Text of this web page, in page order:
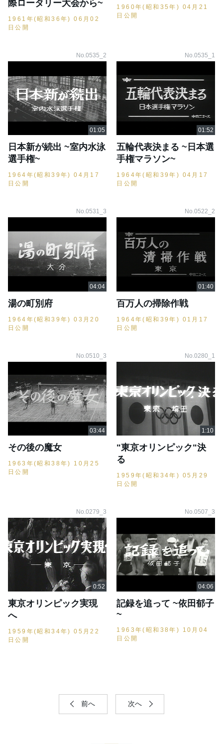
際ロータリー大会から~
1961年(昭和36年) 06月02
日公開
1960年(昭和35年) 04月21
日公開
No.0535_2
日本新が続出 ~室内水泳
選手権~
1964年(昭和39年) 04月17
日公開
No.0535_1
五輪代表決まる ~日本選
手権マラソン~
1964年(昭和39年) 04月17
日公開
No.0531_3
湯の町別府
1964年(昭和39年) 03月20
日公開
No.0522_2
百万人の掃除作戦
1964年(昭和39年) 01月17
日公開
No.0510_3
その後の魔女
1963年(昭和38年) 10月25
日公開
No.0280_1
"東京オリンピック"決
る
1959年(昭和34年) 05月29
日公開
No.0279_3
東京オリンピック実現
へ
1959年(昭和34年) 05月22
日公開
No.0507_3
記録を追って ~依田郁子
~
1963年(昭和38年) 10月04
日公開
前へ 次へ